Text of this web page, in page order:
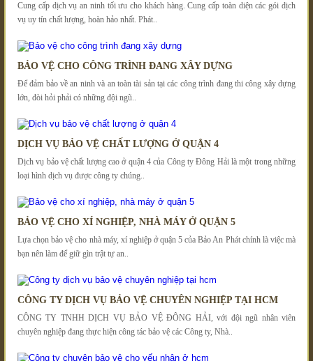
Cung cấp dịch vụ an ninh tối ưu cho khách hàng. Cung cấp toàn diện các gói dịch
vụ uy tín chất lượng, hoàn hảo nhất. Phát..
BẢO VỆ CHO CÔNG TRÌNH ĐANG XÂY DỰNG
Để đảm bảo về an ninh và an toàn tài sản tại các công trình đang thi công xây dựng
lớn, đòi hỏi phải có những đội ngũ..
DỊCH VỤ BẢO VỆ CHẤT LƯỢNG Ở QUẬN 4
Dịch vụ bảo vệ chất lượng cao ở quận 4 của Công ty Đông Hải là một trong những
loại hình dịch vụ được công ty chúng..
BẢO VỆ CHO XÍ NGHIỆP, NHÀ MÁY Ở QUẬN 5
Lựa chọn bảo vệ cho nhà máy, xí nghiệp ở quận 5 của Bảo An Phát chính là việc mà
bạn nên làm để giữ gìn trật tự an..
CÔNG TY DỊCH VỤ BẢO VỆ CHUYÊN NGHIỆP TẠI HCM
CÔNG TY TNHH DỊCH VỤ BẢO VỆ ĐÔNG HẢI, với đội ngũ nhân viên
chuyên nghiệp đang thực hiện công tác bảo vệ các Công ty, Nhà..